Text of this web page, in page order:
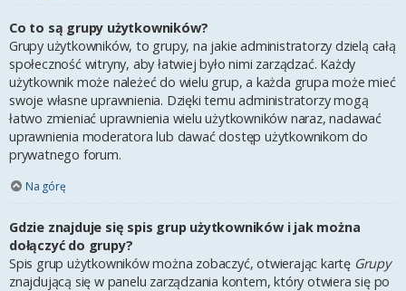
Co to są grupy użytkowników?
Grupy użytkowników, to grupy, na jakie administratorzy dzielą całą
społeczność witryny, aby łatwiej było nimi zarządzać. Każdy
użytkownik może należeć do wielu grup, a każda grupa może mieć
swoje własne uprawnienia. Dzięki temu administratorzy mogą
łatwo zmieniać uprawnienia wielu użytkowników naraz, nadawać
uprawnienia moderatora lub dawać dostęp użytkownikom do
prywatnego forum.
Na górę
Gdzie znajduje się spis grup użytkowników i jak można
dołączyć do grupy?
Spis grup użytkowników można zobaczyć, otwierając kartę Grupy
znajdującą się w panelu zarządzania kontem, który otwiera się po